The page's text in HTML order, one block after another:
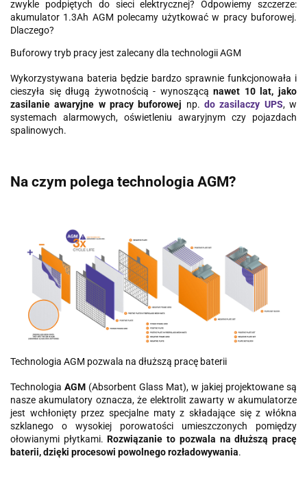
zwykle podpiętych do sieci elektrycznej? Odpowiemy szczerze:
akumulator 1.3Ah AGM polecamy użytkować w pracy buforowej.
Dlaczego?
Buforowy tryb pracy jest zalecany dla technologii AGM
Wykorzystywana bateria będzie bardzo sprawnie funkcjonowała i
cieszyła się długą żywotnością - wynoszącąnawet 10 lat, jako
zasilanie awaryjne w pracy buforowej np.do zasilaczy UPS, w
systemach alarmowych, oświetleniu awaryjnym czy pojazdach
spalinowych.
Na czym polega technologia AGM?
Technologia AGM pozwala na dłuższą pracę baterii
Technologia AGM (Absorbent Glass Mat), w jakiej projektowane są
nasze akumulatory oznacza, że elektrolit zawarty w akumulatorze
jest wchłonięty przez specjalne maty z składające się z włókna
szklanego o wysokiej porowatości umieszczonych pomiędzy
ołowianymi płytkami.Rozwiązanie to pozwala na dłuższą pracę
baterii, dzięki procesowi powolnego rozładowywania.